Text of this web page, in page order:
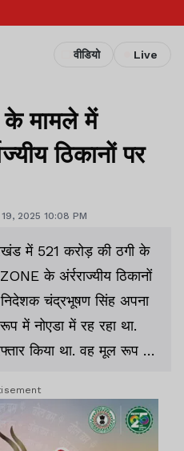
वीडियो Live
के मामले में
ठिकानों पर
2025 10:08 PM
में 521 करोड़ की ठगी के
के अंर्रराज्यीय ठिकानों
निदेशक चंद्रभूषण सिंह अपना
में नोएडा में रह रहा था.
किया था. वह मूल रूप से
से संबंधित हिसाब-किताब